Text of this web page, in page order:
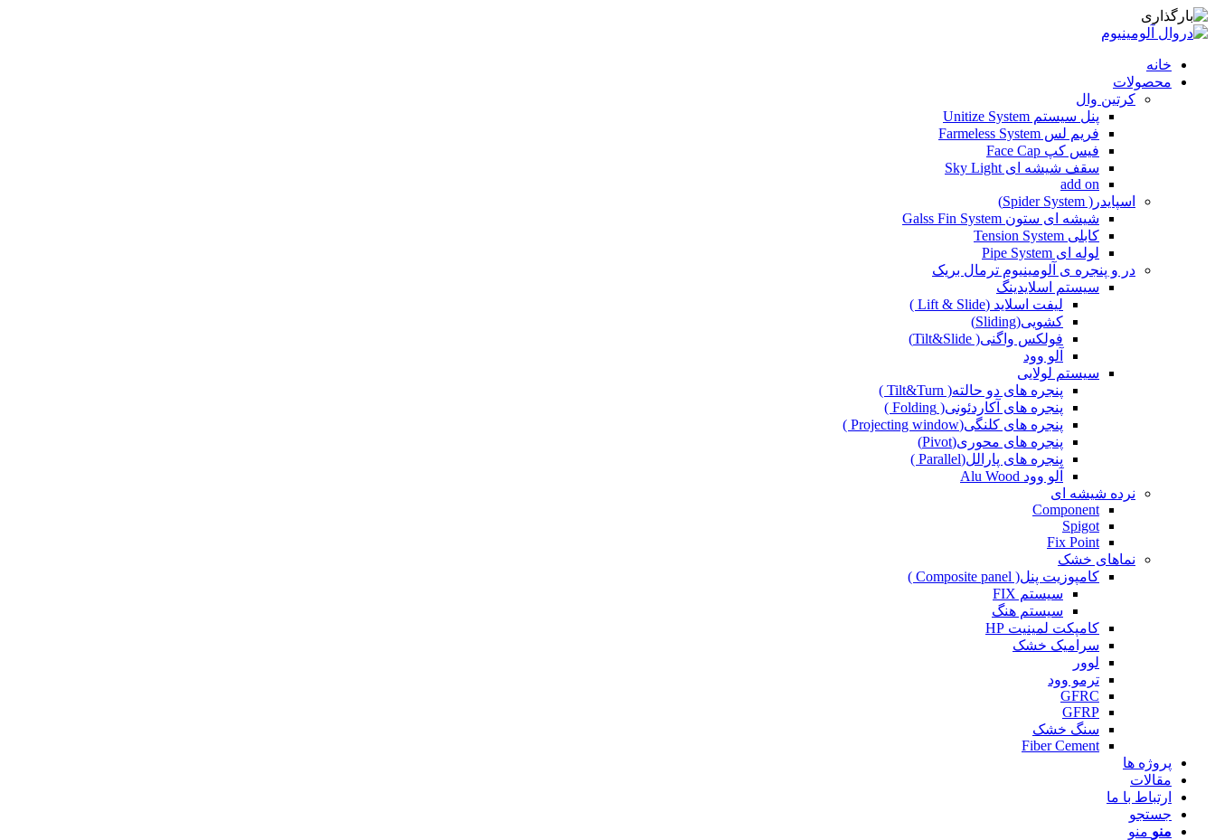
خانه
محصولات
کرتین وال
پنل سیستم Unitize System
فریم لس Farmeless System
فیس کپ Face Cap
سقف شیشه ای Sky Light
add on
اسپایدر( Spider System)
شیشه ای ستون Galss Fin System
کابلی Tension System
لوله ای Pipe System
در و پنجره ی آلومینیوم ترمال بریک
سیستم اسلایدینگ
لیفت اسلاید (Lift & Slide )
کشویی(Sliding)
فولکس واگنی( Tilt&Slide)
آلو وود
سیستم لولایی
پنجره های دو حالته( Tilt&Turn )
پنجره های آکاردئونی( Folding )
پنجره های کلنگی(Projecting window )
پنجره های محوری(Pivot)
پنجره های پارالل(Parallel )
آلو وود Alu Wood
نرده شیشه ای
Component
Spigot
Fix Point
نماهای خشک
کامپوزیت پنل( Composite panel )
سیستم FIX
سیستم هنگ
کامپکت لمینیت HP
سرامیک خشک
لوور
ترمو وود
GFRC
GFRP
سنگ خشک
Fiber Cement
پروژه ها
مقالات
ارتباط با ما
جستجو
منو منو